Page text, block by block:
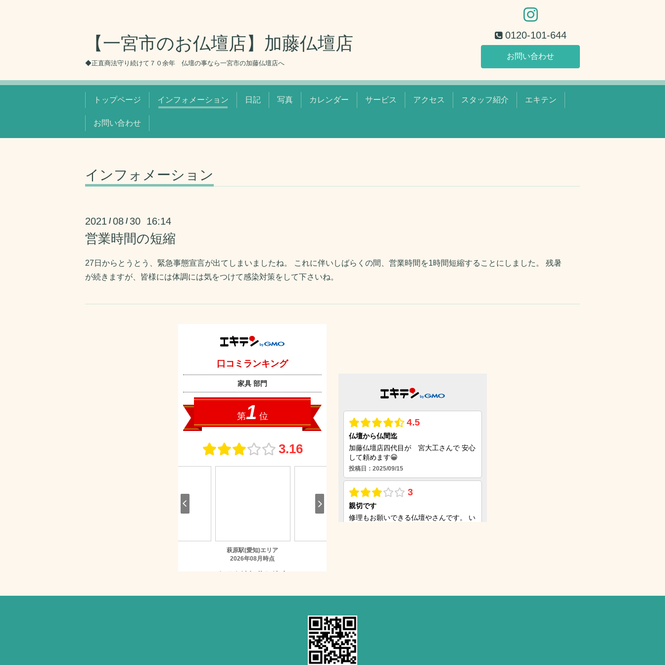
【一宮市のお仏壇店】加藤仏壇店
◆正直商法守り続けて７０余年 仏壇の事なら一宮市の加藤仏壇店へ
0120-101-644
お問い合わせ
トップページ インフォメーション 日記 写真 カレンダー サービス アクセス スタッフ紹介 エキテン
お問い合わせ
インフォメーション
2021 /08 / 30 16:14
営業時間の短縮
27日からとうとう、緊急事態宣言が出てしまいましたね。 これに伴いしばらくの間、営業時間を1時間短縮することにしました。 残暑
が続きますが、皆様には体調には気をつけて感染対策をして下さいね。